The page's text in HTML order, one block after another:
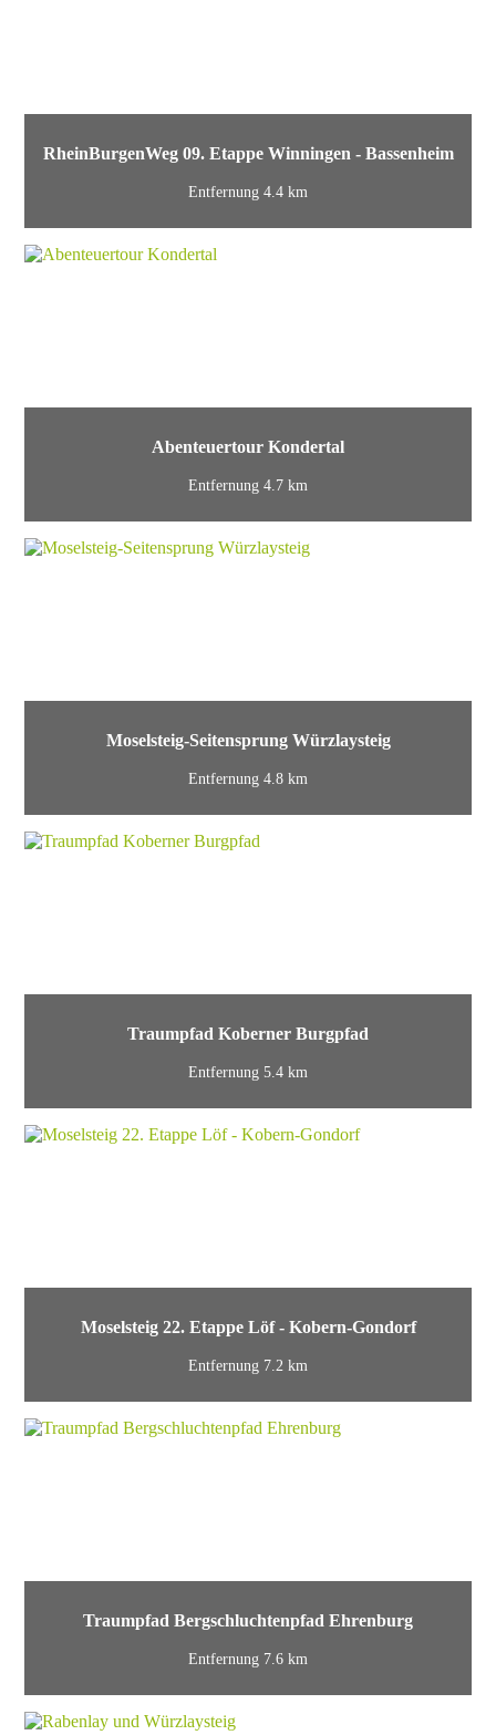
RheinBurgenWeg 09. Etappe Winningen - Bassenheim
Entfernung 4.4 km
Abenteuertour Kondertal
Entfernung 4.7 km
Moselsteig-Seitensprung Würzlaysteig
Entfernung 4.8 km
Traumpfad Koberner Burgpfad
Entfernung 5.4 km
Moselsteig 22. Etappe Löf - Kobern-Gondorf
Entfernung 7.2 km
Traumpfad Bergschluchtenpfad Ehrenburg
Entfernung 7.6 km